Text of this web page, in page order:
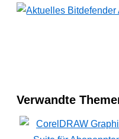
Verwandte